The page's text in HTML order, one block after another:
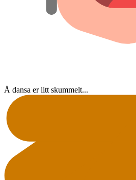
Å dansa er litt skummelt...